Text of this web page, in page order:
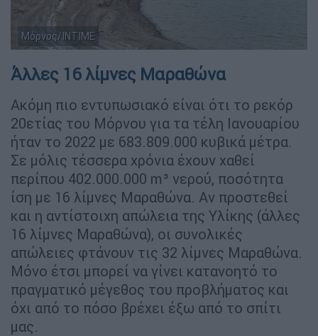
Μόρνος/ΙΝΤΙΜΕ
Άλλες 16 λίμνες Μαραθώνα
Ακόμη πιο εντυπωσιακό είναι ότι το ρεκόρ
20ετίας του Μόρνου για τα τέλη Ιανουαρίου
ήταν το 2022 με 683.809.000 κυβικά μέτρα.
Σε μόλις τέσσερα χρόνια έχουν χαθεί
περίπου 402.000.000 m³ νερού, ποσότητα
ίση με 16 λίμνες Μαραθώνα. Αν προστεθεί
και η αντίστοιχη απώλεια της Υλίκης (άλλες
16 λίμνες Μαραθώνα), οι συνολικές
απώλειες φτάνουν τις 32 λίμνες Μαραθώνα.
Μόνο έτσι μπορεί να γίνει κατανοητό το
πραγματικό μέγεθος του προβλήματος και
όχι από το πόσο βρέχει έξω από το σπίτι
μας.